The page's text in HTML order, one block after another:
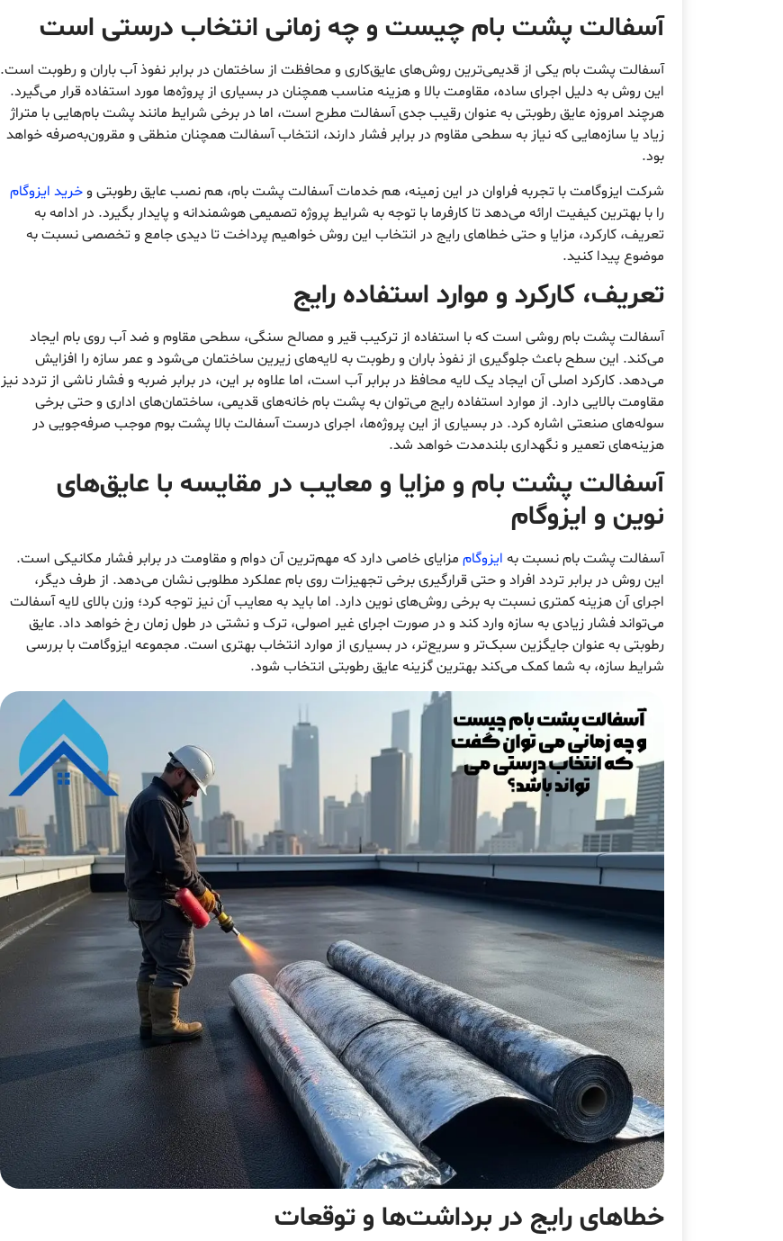
آسفالت پشت بام چیست و چه زمانی انتخاب درستی است
آسفالت پشت بام یکی از قدیمی‌ترین روش‌های عایق‌کاری و محافظت از ساختمان در برابر نفوذ آب باران و رطوبت است.
این روش به دلیل اجرای ساده، مقاومت بالا و هزینه مناسب همچنان در بسیاری از پروژه‌ها مورد استفاده قرار می‌گیرد.
هرچند امروزه عایق رطوبتی به عنوان رقیب جدی آسفالت مطرح است، اما در برخی شرایط مانند پشت بام‌هایی با متراژ
زیاد یا سازه‌هایی که نیاز به سطحی مقاوم در برابر فشار دارند، انتخاب آسفالت همچنان منطقی و مقرون‌به‌صرفه خواهد
بود.
شرکت ایزوگامت با تجربه فراوان در این زمینه، هم خدمات آسفالت پشت بام، هم نصب عایق رطوبتی وخرید ایزوگام
را با بهترین کیفیت ارائه می‌دهد تا کارفرما با توجه به شرایط پروژه تصمیمی هوشمندانه و پایدار بگیرد. در ادامه به
تعریف، کارکرد، مزایا و حتی خطاهای رایج در انتخاب این روش خواهیم پرداخت تا دیدی جامع و تخصصی نسبت به
موضوع پیدا کنید.
تعریف، کارکرد و موارد استفاده رایج
آسفالت پشت بام روشی است که با استفاده از ترکیب قیر و مصالح سنگی، سطحی مقاوم و ضد آب روی بام ایجاد
می‌کند. این سطح باعث جلوگیری از نفوذ باران و رطوبت به لایه‌های زیرین ساختمان می‌شود و عمر سازه را افزایش
می‌دهد. کارکرد اصلی آن ایجاد یک لایه محافظ در برابر آب است، اما علاوه بر این، در برابر ضربه و فشار ناشی از تردد نیز
مقاومت بالایی دارد. از موارد استفاده رایج می‌توان به پشت بام خانه‌های قدیمی، ساختمان‌های اداری و حتی برخی
سوله‌های صنعتی اشاره کرد. در بسیاری از این پروژه‌ها، اجرای درست آسفالت بالا پشت بوم موجب صرفه‌جویی در
هزینه‌های تعمیر و نگهداری بلندمدت خواهد شد.
آسفالت پشت بام و مزایا و معایب در مقایسه با عایق‌های
نوین و ایزوگام
آسفالت پشت بام نسبت به ایزوگام مزایای خاصی دارد که مهم‌ترین آن دوام و مقاومت در برابر فشار مکانیکی است.
این روش در برابر تردد افراد و حتی قرارگیری برخی تجهیزات روی بام عملکرد مطلوبی نشان می‌دهد. از طرف دیگر،
اجرای آن هزینه کمتری نسبت به برخی روش‌های نوین دارد. اما باید به معایب آن نیز توجه کرد؛ وزن بالای لایه آسفالت
می‌تواند فشار زیادی به سازه وارد کند و در صورت اجرای غیر اصولی، ترک و نشتی در طول زمان رخ خواهد داد. عایق
رطوبتی به عنوان جایگزین سبک‌تر و سریع‌تر، در بسیاری از موارد انتخاب بهتری است. مجموعه ایزوگامت با بررسی
شرایط سازه، به شما کمک می‌کند بهترین گزینه عایق رطوبتی انتخاب شود.
خطاهای رایج در برداشت‌ها و توقعات